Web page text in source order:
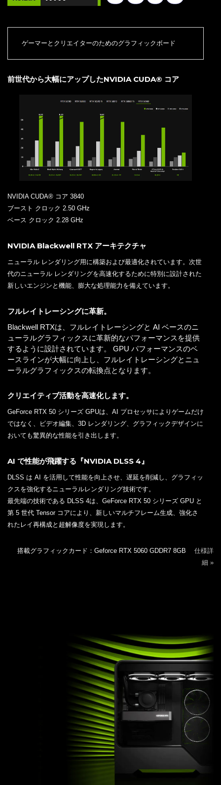
ゲーマーとクリエイターのためのグラフィックボード
前世代から大幅にアップしたNVIDIA CUDA® コア
NVIDIA CUDA® コア 3840
ブースト クロック 2.50 GHz
ベース クロック 2.28 GHz
NVIDIA Blackwell RTX アーキテクチャ
ニューラル レンダリング用に構築および最適化されています。次世
代のニューラル レンダリングを高速化するために特別に設計された
新しいエンジンと機能、膨大な処理能力を備えています。
フルレイトレーシングに革新。
Blackwell RTXは、フルレイトレーシングと AI ベースのニ
ューラルグラフィックスに革新的なパフォーマンスを提供
するように設計されています。 GPU パフォーマンスのベ
ースラインが大幅に向上し、フルレイトレーシングとニュ
ーラルグラフィックスの転換点となります。
クリエイティブ活動を高速化します。
GeForce RTX 50 シリーズ GPUは、AI プロセッサによりゲームだけ
ではなく、ビデオ編集、3D レンダリング、グラフィックデザインに
おいても驚異的な性能を引き出します。
AI で性能が飛躍する『NVIDIA DLSS 4』
DLSS は AI を活用して性能を向上させ、遅延を削減し、グラフィッ
クスを強化するニューラルレンダリング技術です。
最先端の技術である DLSS 4は、GeForce RTX 50 シリーズ GPU と
第 5 世代 Tensor コアにより、新しいマルチフレーム生成、強化さ
れたレイ再構成と超解像度を実現します。
搭載グラフィックカード：Geforce RTX 5060 GDDR7 8GB 仕様詳
細 »